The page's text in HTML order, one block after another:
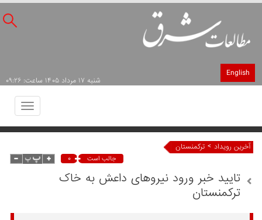
English
شنبه ۱۷ مرداد ۱۴۰۵ ساعت: ۰۹:۲۶
Toggle
آخرین رویداد > ترکمنستان
جالب است ۰
تایید خبر ورود نیروهای داعش به خاک
ترکمنستان